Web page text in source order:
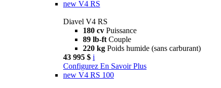
new V4 RS
Diavel V4 RS
180 cv Puissance
89 lb-ft Couple
220 kg Poids humide (sans carburant)
43 995 $ i
Configurez En Savoir Plus
new V4 RS 100